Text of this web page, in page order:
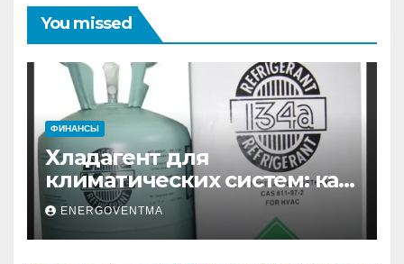
You missed
ФИНАНСЫ
Хладагент для
климатических систем: как
выбрать и купить фреон в
Санкт-Петербурге
ENERGOVENTMA